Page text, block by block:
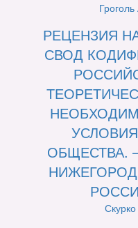
РЕЦЕНЗИЯ
СВОД
ОБЩЕСТВА.